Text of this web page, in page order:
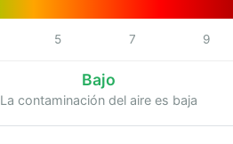
5 7 9
Bajo
La contaminación del aire es baja